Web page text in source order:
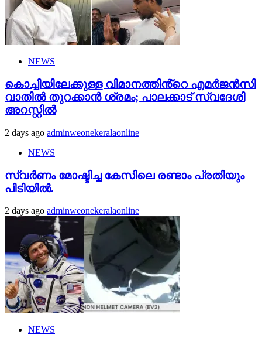
NEWS
കൊച്ചിയിലേക്കുള്ള വിമാനത്തിൻ്റെ എമര്‍ജന്‍സി
വാതില്‍ തുറക്കാന്‍ ശ്രമം; പാലക്കാട് സ്വദേശി
അറസ്റ്റില്‍
2 days ago adminweonekeralaonline
NEWS
സ്വർണം മോഷ്ടിച്ച കേസിലെ രണ്ടാം പ്രതിയും
പിടിയിൽ.
2 days ago adminweonekeralaonline
NEWS